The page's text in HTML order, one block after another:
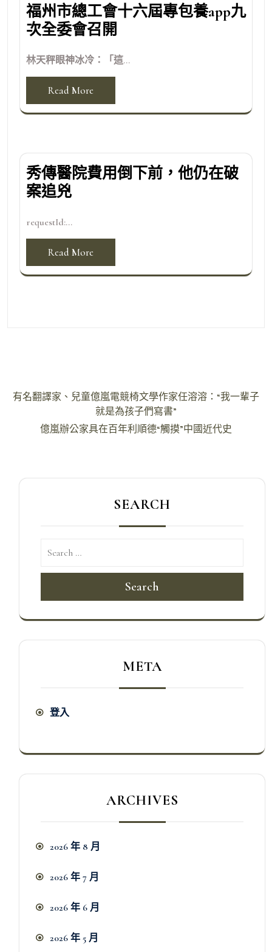
福州市總工會十六屆專包養app九
次全委會召開
林天秤眼神冰冷：「這...
Read More
秀傳醫院費用倒下前，他仍在破
案追兇
requestId:...
Read More
文
有名翻譯家、兒童億嵐電競椅文學作家任溶溶：“我一輩子
就是為孩子們寫書”
億嵐辦公家具在百年利順德“觸摸”中國近代史
SEARCH
Search
META
登入
ARCHIVES
2026 年 8 月
2026 年 7 月
2026 年 6 月
2026 年 5 月